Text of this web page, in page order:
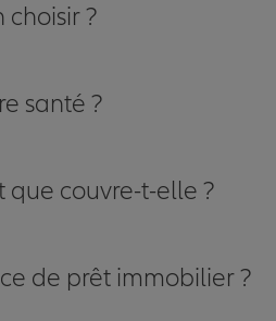
?
santé ?
que couvre-t-elle ?
de prêt immobilier ?